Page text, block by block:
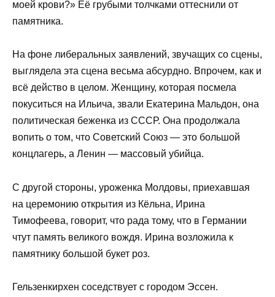
моей крови?» Её грубыми толчками оттеснили от
памятника.
На фоне либеральных заявлений, звучащих со сцены,
выглядела эта сцена весьма абсурдно. Впрочем, как и
всё действо в целом. Женщину, которая посмела
покуситься на Ильича, звали Екатерина Мальдон, она
политическая беженка из СССР. Она продолжала
вопить о том, что Советский Союз — это большой
концлагерь, а Ленин — массовый убийца.
С другой стороны, уроженка Молдовы, приехавшая
на церемонию открытия из Кёльна, Ирина
Тимофеева, говорит, что рада тому, что в Германии
чтут память великого вождя. Ирина возложила к
памятнику большой букет роз.
Гельзенкирхен соседствует с городом Эссен.